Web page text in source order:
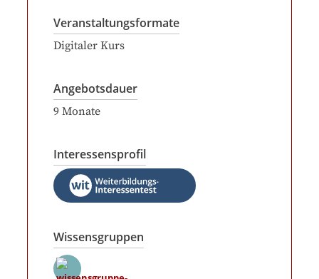
Veranstaltungsformate
Digitaler Kurs
Angebotsdauer
9 Monate
Interessensprofil
Wissensgruppen